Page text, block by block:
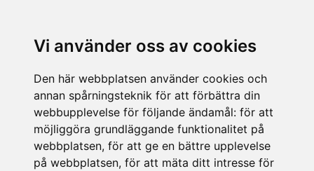
Vi använder oss av cookies
Den här webbplatsen använder cookies och
annan spårningsteknik för att förbättra din
webbupplevelse för följande ändamål: för att
möjliggöra grundläggande funktionalitet på
webbplatsen, för att ge en bättre upplevelse
på webbplatsen, för att mäta ditt intresse för